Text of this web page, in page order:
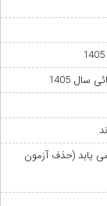
1405
دکتری به ۳ سال کاهش می‌ یابد (حذف آزمون